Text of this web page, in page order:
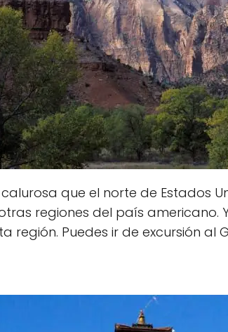
que el norte de Estados
regiones del país americano.
región. Puedes ir de excursión